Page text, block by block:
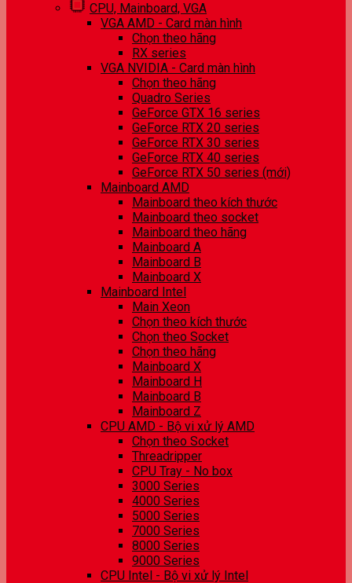
CPU, Mainboard, VGA
VGA AMD - Card màn hình
Chọn theo hãng
RX series
VGA NVIDIA - Card màn hình
Chọn theo hãng
Quadro Series
GeForce GTX 16 series
GeForce RTX 20 series
GeForce RTX 30 series
GeForce RTX 40 series
GeForce RTX 50 series (mới)
Mainboard AMD
Mainboard theo kích thước
Mainboard theo socket
Mainboard theo hãng
Mainboard A
Mainboard B
Mainboard X
Mainboard Intel
Main Xeon
Chọn theo kích thước
Chọn theo Socket
Chọn theo hãng
Mainboard X
Mainboard H
Mainboard B
Mainboard Z
CPU AMD - Bộ vi xử lý AMD
Chọn theo Socket
Threadripper
CPU Tray - No box
3000 Series
4000 Series
5000 Series
7000 Series
8000 Series
9000 Series
CPU Intel - Bộ vi xử lý Intel